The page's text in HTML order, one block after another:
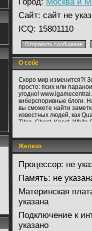
Сайт: сайт не
ICQ: 15801110
О себе
Скоро мир изменится?!
просто: псих или
угодно!
киберспоривные блоги.
вы сможете найти
известных людей, как
Titan, Ghost, Kpect, White-
casual, Dingo, Greeny и
Железо
Процессор: не
Память: не
Материнская
указана
Подключение к
указано